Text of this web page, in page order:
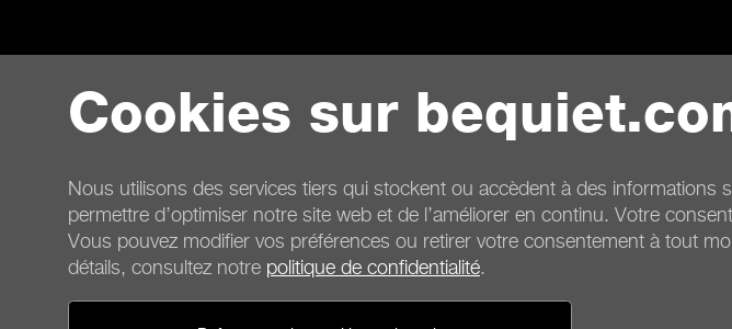
Cookies sur
Nous utilisons des services tiers qui stockent ou accèdent à des informations
permettre d’optimiser notre site web et de l’améliorer en continu. Votre
Vous pouvez modifier vos préférences ou retirer votre consentement à tout
détails, consultez notre politique de confidentialité.
Contact